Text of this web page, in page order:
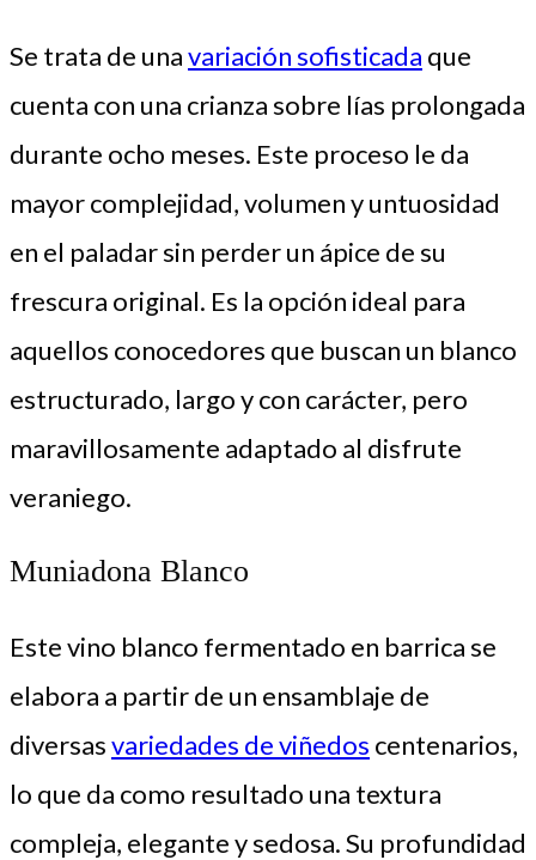
Se trata de unavariación sofisticada que
cuenta con una crianza sobre lías prolongada
durante ocho meses. Este proceso le da
mayor complejidad, volumen y untuosidad
en el paladar sin perder un ápice de su
frescura original. Es la opción ideal para
aquellos conocedores que buscan un blanco
estructurado, largo y con carácter, pero
maravillosamente adaptado al disfrute
veraniego.
Muniadona Blanco
Este vino blanco fermentado en barrica se
elabora a partir de un ensamblaje de
diversasvariedades de viñedos centenarios,
lo que da como resultado una textura
compleja, elegante y sedosa. Su profundidad